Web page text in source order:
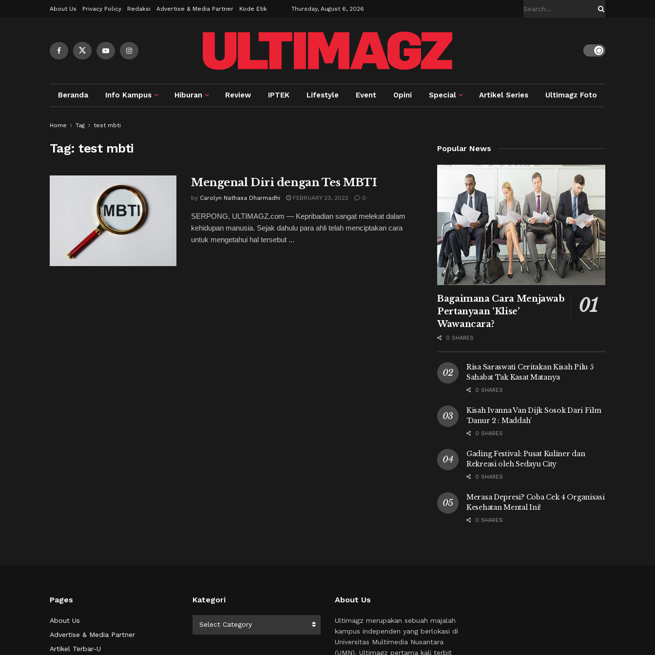
About Us Privacy Policy Redaksi Advertise & Media Partner Kode Etik Thursday, August 6, 2026
Beranda Info Kampus Hiburan Review IPTEK Lifestyle Event Opini Special Artikel Series Ultimagz Foto
Home Tag test mbti
Tag:test mbti
Mengenal Diri dengan Tes MBTI
by Carolyn Nathasa Dharmadhi FEBRUARY 23, 2022 0
SERPONG, ULTIMAGZ.com — Kepribadian sangat melekat dalam
kehidupan manusia. Sejak dahulu para ahli telah menciptakan cara
untuk mengetahui hal tersebut ...
Popular News
Bagaimana Cara Menjawab
Pertanyaan ‘Klise’
Wawancara?
0 SHARES
Risa Saraswati Ceritakan Kisah Pilu 5
Sahabat Tak Kasat Matanya
0 SHARES
Kisah Ivanna Van Dijk Sosok Dari Film
‘Danur 2 : Maddah’
0 SHARES
Gading Festival: Pusat Kuliner dan
Rekreasi oleh Sedayu City
0 SHARES
Merasa Depresi? Coba Cek 4 Organisasi
Kesehatan Mental Ini!
0 SHARES
Pages
About Us
Advertise & Media Partner
Artikel Terbar-U
Kategori
Select Category
About Us
Ultimagz merupakan sebuah majalah
kampus independen yang berlokasi di
Universitas Multimedia Nusantara
(UMN). Ultimagz pertama kali terbit